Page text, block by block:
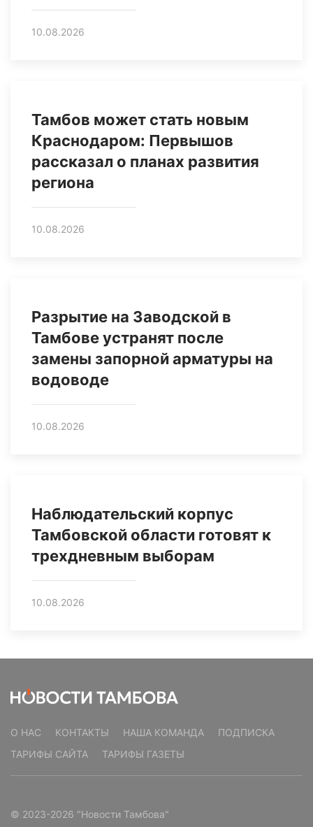
10.08.2026
Тамбов может стать новым
Краснодаром: Первышов
рассказал о планах развития
региона
10.08.2026
Разрытие на Заводской в
Тамбове устранят после
замены запорной арматуры на
водоводе
10.08.2026
Наблюдательский корпус
Тамбовской области готовят к
трехдневным выборам
10.08.2026
О НАС КОНТАКТЫ НАША КОМАНДА
ПОДПИСКА
ТАРИФЫ САЙТА
ТАРИФЫ ГАЗЕТЫ
© 2023-2026 "Новости Тамбова"